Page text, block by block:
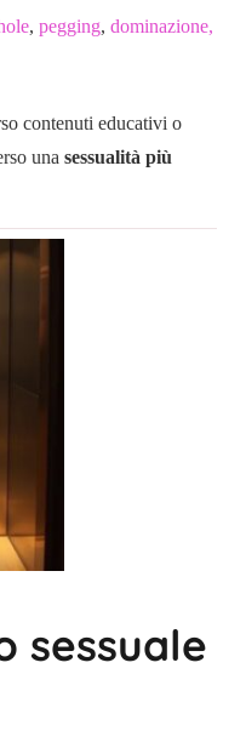
, pegging, dominazione,
contenuti educativi o
una sessualità più
sessuale